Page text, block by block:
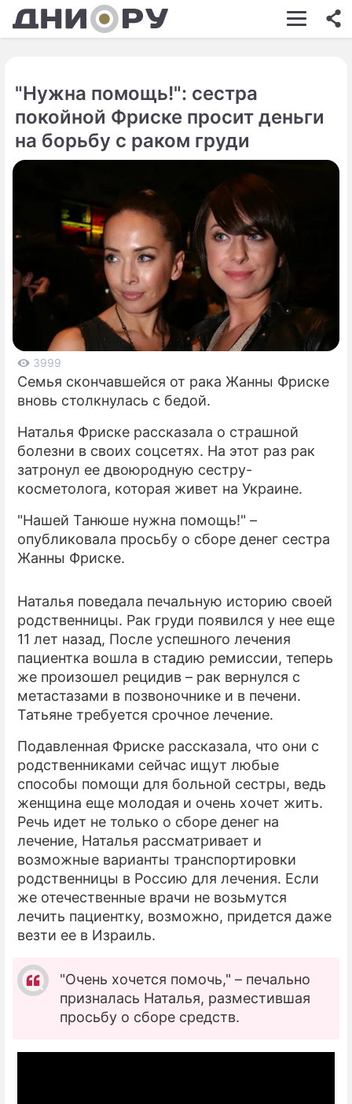
ШОУ-БИЗНЕС
КИНО
НЕДВИЖИМОСТЬ
ЗДОРОВЬЕ
ЭКОНОМИКА
ПРОИСШЕСТВИЯ
СОННИК
СТИЛЬ ЖИЗНИ
СЕРИАЛЫ
ИГРЫ
ПРЕСС-РЕЛИЗЫ
"Нужна помощь!": сестра
покойной Фриске просит деньги
на борьбу с раком груди
3999
Семья скончавшейся от рака Жанны Фриске
вновь столкнулась с бедой.
Наталья Фриске рассказала о страшной
болезни в своих соцсетях. На этот раз рак
затронул ее двоюродную сестру-
косметолога, которая живет на Украине.
"Нашей Танюше нужна помощь!" –
опубликовала просьбу о сборе денег сестра
Жанны Фриске.
Наталья поведала печальную историю своей
родственницы. Рак груди появился у нее еще
11 лет назад, После успешного лечения
пациентка вошла в стадию ремиссии, теперь
же произошел рецидив – рак вернулся с
метастазами в позвоночнике и в печени.
Татьяне требуется срочное лечение.
Подавленная Фриске рассказала, что они с
родственниками сейчас ищут любые
способы помощи для больной сестры, ведь
женщина еще молодая и очень хочет жить.
Речь идет не только о сборе денег на
лечение, Наталья рассматривает и
возможные варианты транспортировки
родственницы в Россию для лечения. Если
же отечественные врачи не возьмутся
лечить пациентку, возможно, придется даже
везти ее в Израиль.
"Очень хочется помочь," – печально
призналась Наталья, разместившая
просьбу о сборе средств.